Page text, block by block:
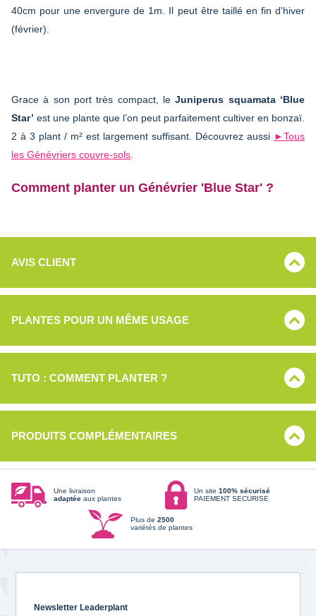
40cm pour une envergure de 1m. Il peut être taillé en fin d'hiver
(février).
Grace à son port très compact, leJuniperus squamata ‘Blue
Star’ est une plante que l’on peut parfaitement cultiver en bonzaï.
2 à 3 plant / m² est largement suffisant. Découvrez aussi ►Tous
les Génévriers couvre-sols
Comment planter un Génévrier 'Blue Star' ?
AVIS CLIENT
PLANTES POUR UN MÊME USAGE
TUTO : COMMENT PLANTER ?
PRODUITS COMPLÉMENTAIRES
Une livraison
adaptée aux plantes
Un site 100% sécurisé
PAIEMENT SECURISE
Plus de 2500
variétés de plantes
Newsletter Leaderplant